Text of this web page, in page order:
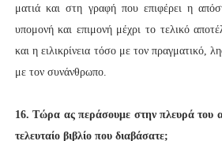
ματιά και στη γραφή που επιφέρει η
υπομονή και επιμονή μέχρι το τελικό
και η ειλικρίνεια τόσο με τον πραγματικό,
με τον συνάνθρωπο.
16. Τώρα ας περάσουμε στην πλευρά του
τελευταίο βιβλίο που διαβάσατε;